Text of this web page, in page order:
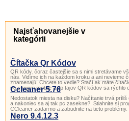
Najsťahovanejšie v
kategórii
Čítačka Qr Kódov
QR kódy, čoraz častejšie sa s nimi stretávame
nás. Vidíme ich na každom kroku a ani nevieme
znamenajú. Chcete to vedie? Stačí ak máte
vo svojom mobile a do tajov QR kódov sa rýchlo
Ccleaner 5.76
Nedostatok miesta na disku? Načítanie trvá príliš
a nakoniec sa aj tak pc zasekne? Stiahnite si
CCleaner zadarmo a zabudnite na tieto problémy.
Nero 9.4.12.3